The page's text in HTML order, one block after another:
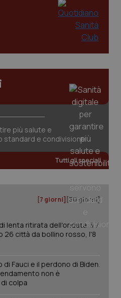
più salute e
standard e condivisione
Tutti gli speciali
[7 giorni] [30 giorni]
lenta ritirata dell'ondata: il 7
26 città da bollino rosso, l'8
di Fauci e il perdono di Biden.
non è
di colpa
www.quotidianosanita.it
www.quotidianosanita.it
Google LLC
.quotidianosanita.it